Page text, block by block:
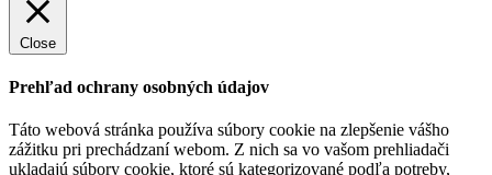
Close
Prehľad ochrany osobných údajov
Táto webová stránka používa súbory cookie na zlepšenie vášho
zážitku pri prechádzaní webom. Z nich sa vo vašom prehliadači
ukladajú súbory cookie, ktoré sú kategorizované podľa potreby,